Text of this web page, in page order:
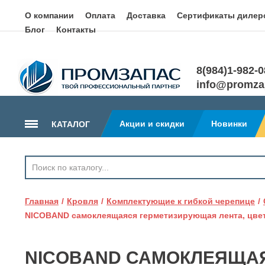
О компании Оплата Доставка Сертификаты
Блог
Контакты
8(984)1-982-
КАТАЛОГ Акции и скидки Новинки
ГИДРОИЗОЛЯЦИЯ
ТЕПЛОИЗОЛЯЦИЯ
Главная Кровля Комплектующие к гибкой черепице
NICOBAND самоклеящаяся герметизирующая лента,
NICOBAND